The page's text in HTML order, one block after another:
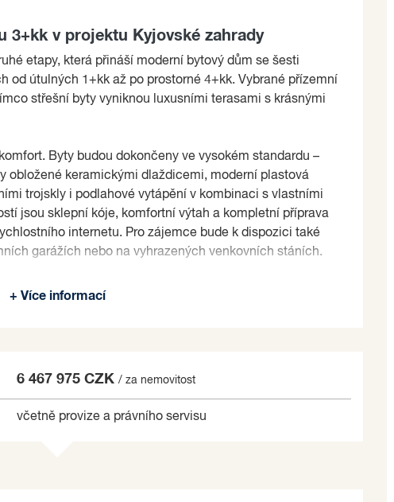
3+kk v projektu Kyjovské zahrady
etapy, která přináší moderní bytový dům se šesti
od útulných 1+kk až po prostorné 4+kk. Vybrané přízemní
střešní byty vyniknou luxusními terasami s krásnými
Byty budou dokončeny ve vysokém standardu –
obložené keramickými dlaždicemi, moderní plastová
trojskly i podlahové vytápění v kombinaci s vlastními
jsou sklepní kóje, komfortní výtah a kompletní příprava
internetu. Pro zájemce bude k dispozici také
garážích nebo na vyhrazených venkovních stáních.
– velmi úsporná stavba, která zaručuje nízké provozní
což potvrzuje vysoký zájem o tento projekt.
pro moderní a pohodlné bydlení s přidanou
+ Více informací
6 467 975 CZK/ za nemovitost
včetně provize a právního servisu